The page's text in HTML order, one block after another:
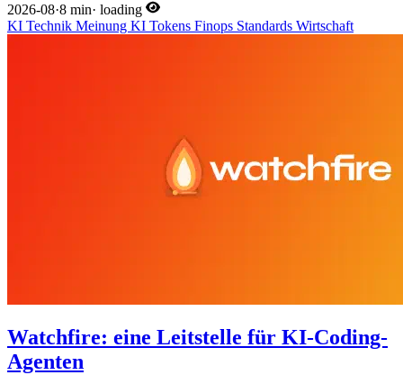
2026-08·8 min· loading
KI Technik Meinung KI Tokens Finops Standards Wirtschaft
Watchfire: eine Leitstelle für KI-Coding-
Agenten